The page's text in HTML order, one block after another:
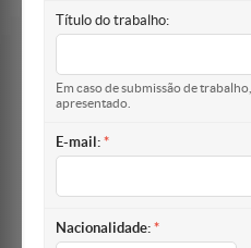
Título do trabalho:
Em caso de submissão de
apresentado.
E-mail:
Nacionalidade: